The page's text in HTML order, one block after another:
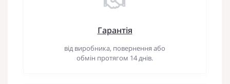
Гарантія
від виробника, повернення або
обмін протягом 14 днів.